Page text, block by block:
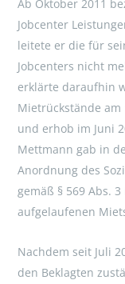
Ab Oktober 2011
Jobcenter
leitete er die für
Jobcenters nicht
erklärte daraufhin
Mietrückstände
und erhob im Juni
Mettmann gab in
Anordnung des
gemäß § 569 Abs.
aufgelaufenen
Nachdem seit Juli
den Beklagten